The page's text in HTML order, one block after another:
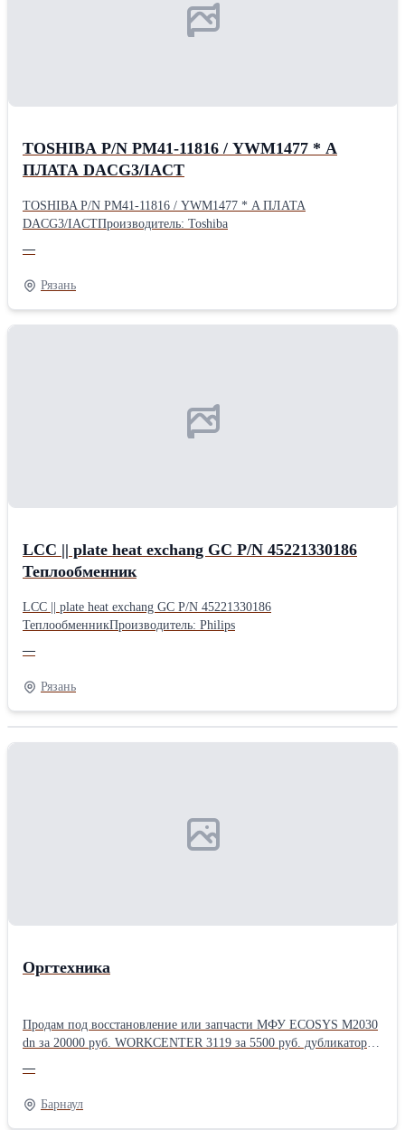
TOSHIBA P/N PM41-11816 / YWM1477 * A
ПЛАТА DACG3/IACT
TOSHIBA P/N PM41-11816 / YWM1477 * A ПЛАТА
DACG3/IACTПроизводитель: Toshiba
—
Рязань
LCC || plate heat exchang GC P/N 45221330186
Теплообменник
LCC || plate heat exchang GC P/N 45221330186
ТеплообменникПроизводитель: Philips
—
Рязань
Оргтехника
Продам под восстановление или запчасти МФУ ECOSYS M2030
dn за 20000 руб. WORKCENTER 3119 за 5500 руб. дубликатор бу
безналичные расчеты(200 тыс. руб.). Отгрузка по России. Фото
Ватсап. а также есть не рабочие Ризограф 3950EP и дубликатор
DocuColor 12 -цены на них договорные.
—
Барнаул